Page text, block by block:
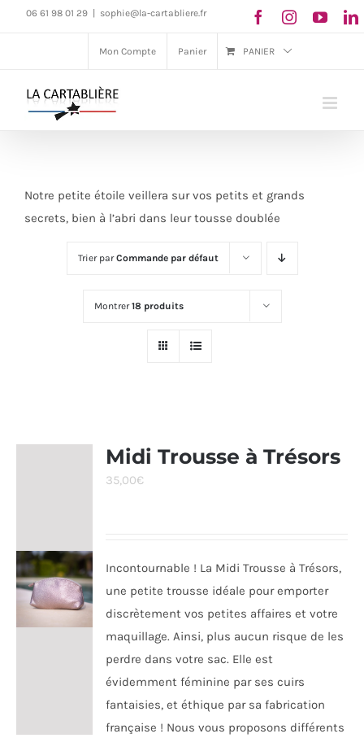
Passer06 61 98 01 29 sophie@la-cartabliere.fr
Mon Compte Panier PANIER
Notre petite étoile veillera sur vos petits et grands
secrets, bien à l’abri dans leur tousse doublée
Trier parCommande par défaut
Montrer18 produits
Midi Trousse à Trésors
35,00€
Incontournable ! La Midi Trousse à Trésors,
une petite trousse idéale pour emporter
discrètement vos petites affaires et votre
maquillage. Ainsi, plus aucun risque de les
perdre dans votre sac. Elle est
évidemment féminine par ses cuirs
fantaisies, et éthique par sa fabrication
française ! Nous vous proposons différents